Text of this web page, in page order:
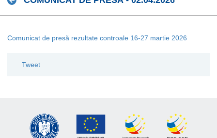
Comunicat de presă rezultate controale 16-27 martie 2026
Tweet